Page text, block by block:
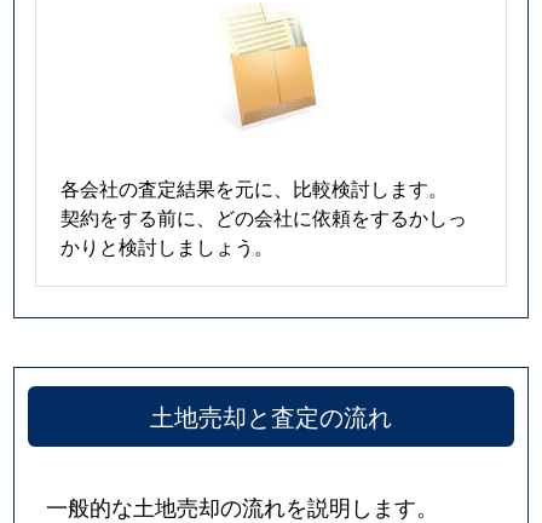
各会社の査定結果を元に、比較検討します。
契約をする前に、どの会社に依頼をするかしっ
かりと検討しましょう。
土地売却と査定の流れ
一般的な土地売却の流れを説明します。